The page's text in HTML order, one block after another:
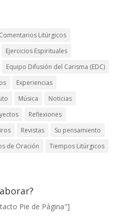
Comentarios Litúrgicos
Ejercicios Espirituales
Equipo Difusión del Carisma (EDC)
Experiencias
Música
Noticias
Reflexiones
Revistas
Su pensamiento
de Oración
Tiempos Litúrgicos
Pie de Página"]